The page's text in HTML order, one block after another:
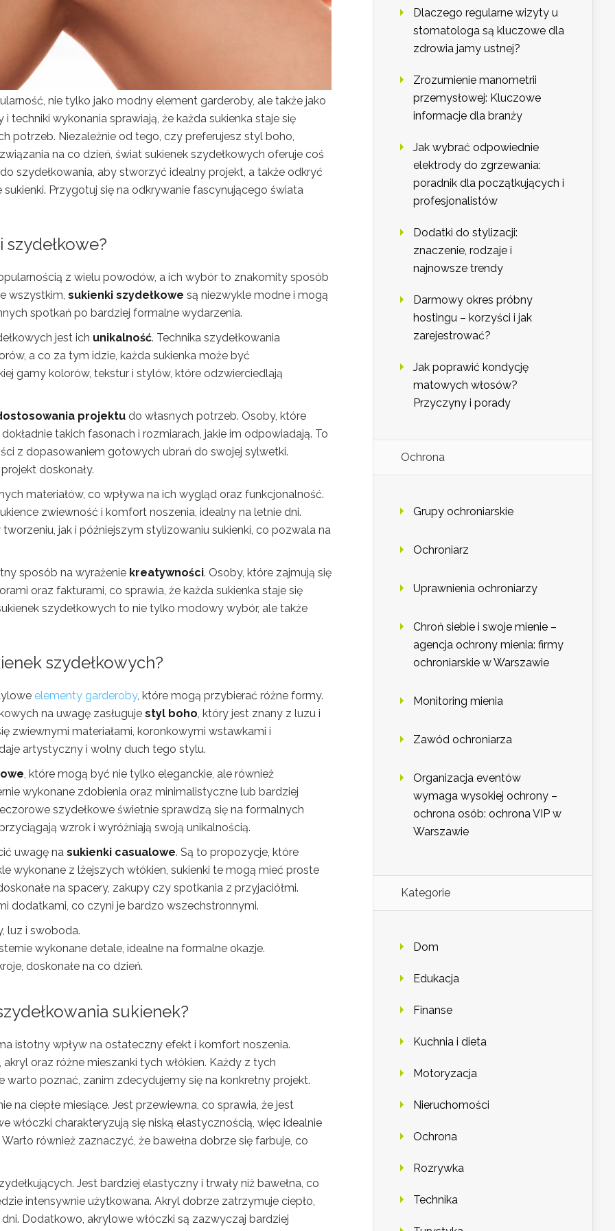
nie tylko jako modny element garderoby, ale także jako
techniki wykonania sprawiają, że każda sukienka staje się
potrzeb. Niezależnie od tego, czy preferujesz styl boho,
na co dzień, świat sukienek szydełkowych oferuje coś
szydełkowania, aby stworzyć idealny projekt, a także odkryć
Przygotuj się na odkrywanie fascynującego świata
z wielu powodów, a ich wybór to znakomity sposób
wszystkim, sukienki szydełkowe są niezwykle modne i mogą
spotkań po bardziej formalne wydarzenia.
jest ich unikalność. Technika szydełkowania
a co za tym idzie, każda sukienka może być
gamy kolorów, tekstur i stylów, które odzwierciedlają
projektu do własnych potrzeb. Osoby, które
takich fasonach i rozmiarach, jakie im odpowiadają. To
z dopasowaniem gotowych ubrań do swojej sylwetki.
doskonały.
materiałów, co wpływa na ich wygląd oraz funkcjonalność.
zwiewność i komfort noszenia, idealny na letnie dni.
jak i późniejszym stylizowaniu sukienki, co pozwala na
sposób na wyrażenie kreatywności. Osoby, które zajmują się
oraz fakturami, co sprawia, że każda sukienka staje się
szydełkowych to nie tylko modowy wybór, ale także
szydełkowych?
elementy garderoby, które mogą przybierać różne formy.
na uwagę zasługuje styl boho, który jest znany z luzu i
zwiewnymi materiałami, koronkowymi wstawkami i
artystyczny i wolny duch tego stylu.
, które mogą być nie tylko eleganckie, ale również
wykonane zdobienia oraz minimalistyczne lub bardziej
szydełkowe świetnie sprawdzą się na formalnych
wzrok i wyróżniają swoją unikalnością.
uwagę na sukienki casualowe. Są to propozycje, które
wykonane z lżejszych włókien, sukienki te mogą mieć proste
na spacery, zakupy czy spotkania z przyjaciółmi.
dodatkami, co czyni je bardzo wszechstronnymi.
luz i swoboda.
wykonane detale, idealne na formalne okazje.
doskonałe na co dzień.
sukienek?
istotny wpływ na ostateczny efekt i komfort noszenia.
oraz różne mieszanki tych włókien. Każdy z tych
warto poznać, zanim zdecydujemy się na konkretny projekt.
na ciepłe miesiące. Jest przewiewna, co sprawia, że jest
włóczki charakteryzują się niską elastycznością, więc idealnie
również zaznaczyć, że bawełna dobrze się farbuje, co
Jest bardziej elastyczny i trwały niż bawełna, co
intensywnie użytkowana. Akryl dobrze zatrzymuje ciepło,
Dodatkowo, akrylowe włóczki są zazwyczaj bardziej
Dlaczego regularne wizyty u
stomatologa są kluczowe dla
zdrowia jamy ustnej?
Zrozumienie manometrii
przemysłowej: Kluczowe
informacje dla branży
Jak wybrać odpowiednie
elektrody do zgrzewania:
poradnik dla początkujących i
profesjonalistów
Dodatki do stylizacji:
znaczenie, rodzaje i
najnowsze trendy
Darmowy okres próbny
hostingu – korzyści i jak
zarejestrować?
Jak poprawić kondycję
matowych włosów?
Przyczyny i porady
Ochrona
Grupy ochroniarskie
Ochroniarz
Uprawnienia ochroniarzy
Chroń siebie i swoje mienie –
agencja ochrony mienia: firmy
ochroniarskie w Warszawie
Monitoring mienia
Zawód ochroniarza
Organizacja eventów
wymaga wysokiej ochrony –
ochrona osób: ochrona VIP w
Warszawie
Kategorie
Dom
Edukacja
Finanse
Kuchnia i dieta
Motoryzacja
Nieruchomości
Ochrona
Rozrywka
Technika